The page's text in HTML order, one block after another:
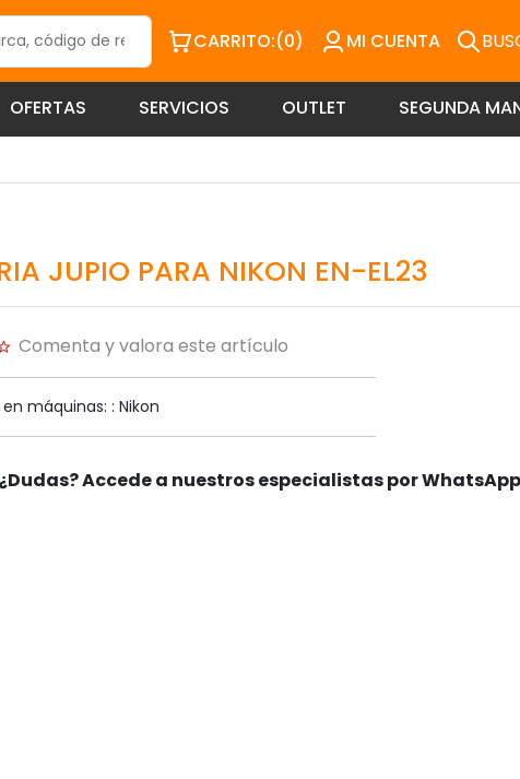
CARRITO:(0) MI CUENTA
OFERTAS SERVICIOS OUTLET SEGUNDA
JUPIO PARA NIKON EN-EL23
Comenta y valora este artículo
máquinas: : Nikon
Accede a nuestros especialistas por